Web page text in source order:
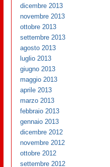
dicembre 2013
novembre 2013
ottobre 2013
settembre 2013
agosto 2013
luglio 2013
giugno 2013
maggio 2013
aprile 2013
marzo 2013
febbraio 2013
gennaio 2013
dicembre 2012
novembre 2012
ottobre 2012
settembre 2012